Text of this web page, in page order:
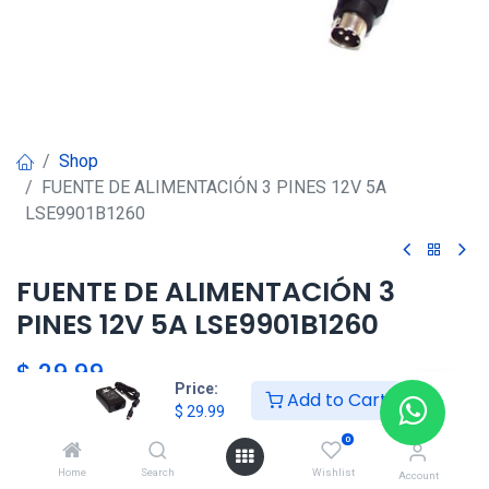
Price:
$ 29.99 Add to Cart
Home Search
0
Wishlist Account
Shop
FUENTE DE ALIMENTACIÓN 3 PINES 12V 5A
LSE9901B1260
FUENTE DE ALIMENTACIÓN 3
PINES 12V 5A LSE9901B1260
$ 29.99
Agregar al carrito